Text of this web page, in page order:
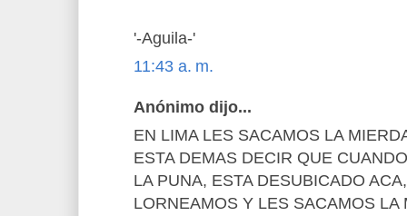
'-Aguila-'
11:43 a. m.
Anónimo dijo...
EN LIMA LES SACAMOS LA
ESTA DEMAS DECIR QUE
LA PUNA, ESTA DESUBICADO
LORNEAMOS Y LES SACAMOS LA